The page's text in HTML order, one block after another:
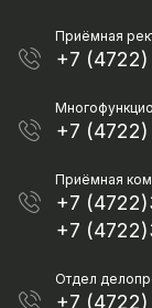
Приёмная
+7
+7
Приёмная
+7
+7
Отдел
+7